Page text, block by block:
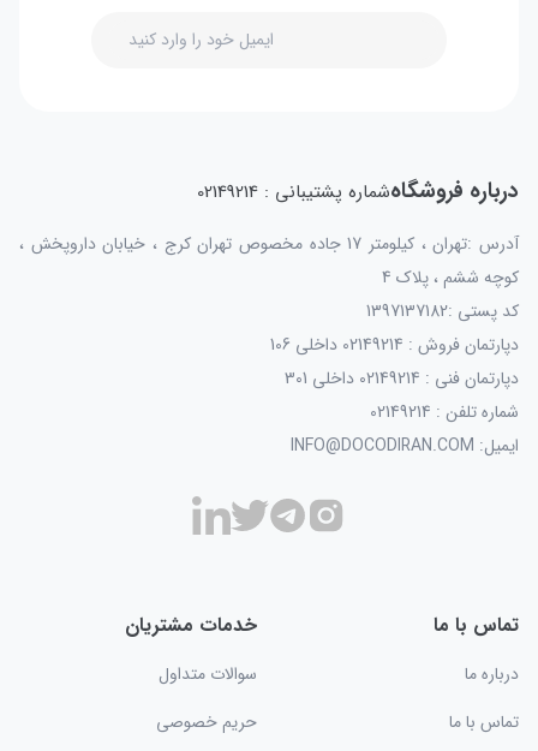
درباره فروشگاهشماره پشتیبانی : 02149214
آدرس :تهران ، کیلومتر 17 جاده مخصوص تهران کرج ، خیابان داروپخش ،
کوچه ششم ، پلاک 4
کد پستی :1397137182
دپارتمان فروش : 02149214 داخلی 106
دپارتمان فنی : 02149214 داخلی 301
شماره تلفن : 02149214
ایمیل: INFO@DOCODIRAN.COM
تماس با ما
درباره ما
تماس با ما
خدمات مشتریان
سوالات متداول
حریم خصوصی